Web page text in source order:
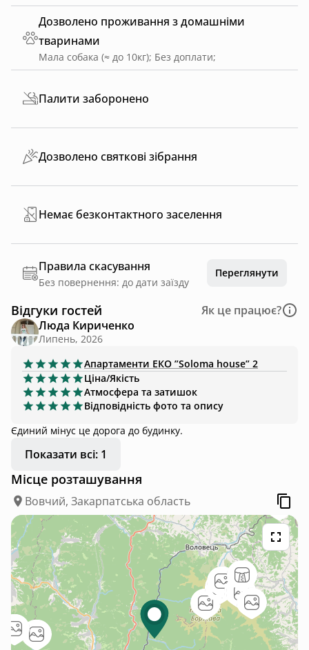
Дозволено проживання з домашніми
тваринами
Мала собака (≈ до 10кг); Без доплати;
Палити заборонено
Дозволено святкові зібрання
Немає безконтактного заселення
Правила скасування
Без повернення: до дати заїзду
Переглянути
Відгуки гостей
Як це працює?
Люда Кириченко
Липень, 2026
Апартаменти ЕКО ”Soloma house” 2
Ціна/Якість
Атмосфера та затишок
Відповідність фото та опису
Єдиний мінус це дорога до будинку.
Показати всі: 1
Місце розташування
Вовчий, Закарпатська область